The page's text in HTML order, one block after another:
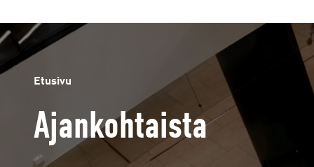
Etusivu
Ajankohtaista